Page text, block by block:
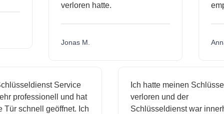
verloren hatte.
Jonas M.
Service
professionell und hat
schnell geöffnet. Ich
Ich hatte meinen Schlüssel
verloren und der
Schlüsseldienst war